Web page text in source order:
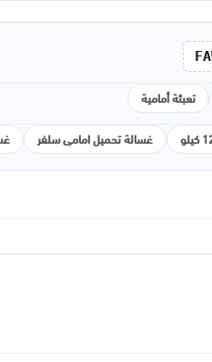
تعبئة أمامية
غسالة تحميل امامى سلفر